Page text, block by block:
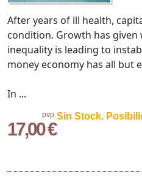
pvp.
17,00 €
Sin Stock.
After years of ill health,
condition. Growth has given
inequality is leading to
money economy has all but
In ...